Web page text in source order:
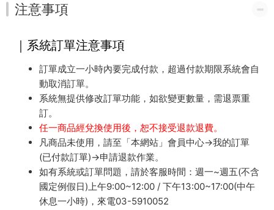
注意事項
｜系統訂單注意事項
訂單成立一小時內要完成付款，超過付款期限系統會自
動取消訂單。
系統無提供修改訂單功能，如欲變更數量，需退票重
訂。
任一商品經兌換使用後，恕不接受退款退費。
凡商品未使用，請至「本網站」會員中心→我的訂單
(已付款訂單)→申請退款作業。
如有系統或訂單問題，請於客服時間：週一~週五(不含
國定例假日)上午9:00~12:00 / 下午13:00~17:00(中午
休息一小時)，來電03-5910052